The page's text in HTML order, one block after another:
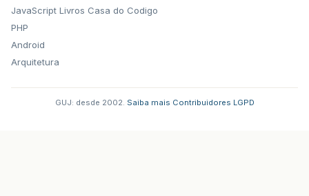
JavaScript
PHP
Android
Arquitetura
Livros Casa do Codigo
GUJ: desde 2002. Saiba mais Contribuidores LGPD